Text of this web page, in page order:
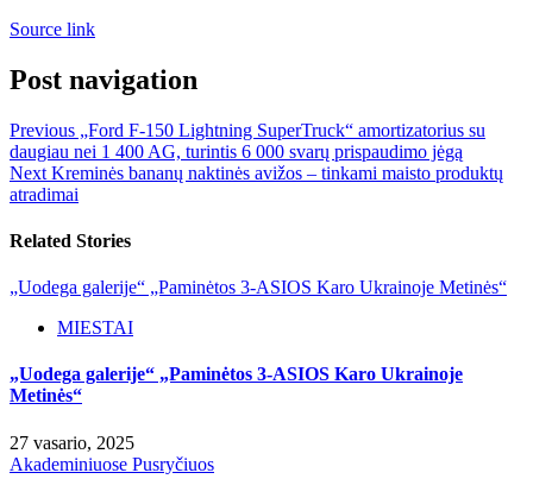
Source link
Post navigation
Previous „Ford F-150 Lightning SuperTruck“ amortizatorius su
daugiau nei 1 400 AG, turintis 6 000 svarų prispaudimo jėgą
Next Kreminės bananų naktinės avižos – tinkami maisto produktų
atradimai
Related Stories
„Uodega galerije“ „Paminėtos 3-ASIOS Karo Ukrainoje Metinės“
MIESTAI
„Uodega galerije“ „Paminėtos 3-ASIOS Karo Ukrainoje
Metinės“
27 vasario, 2025
Akademiniuose Pusryčiuos